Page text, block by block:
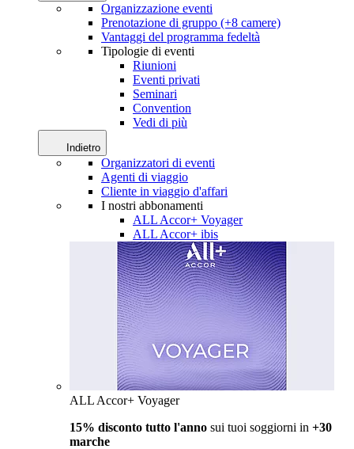
Organizzazione eventi
Prenotazione di gruppo (+8 camere)
Vantaggi del programma fedeltà
Tipologie di eventi
Riunioni
Eventi privati
Seminari
Convention
Vedi di più
Indietro
Organizzatori di eventi
Agenti di viaggio
Cliente in viaggio d'affari
I nostri abbonamenti
ALL Accor+ Voyager
ALL Accor+ ibis
ALL Accor+ Voyager
15% disconto tutto l'anno sui tuoi soggiorni in +30
marche